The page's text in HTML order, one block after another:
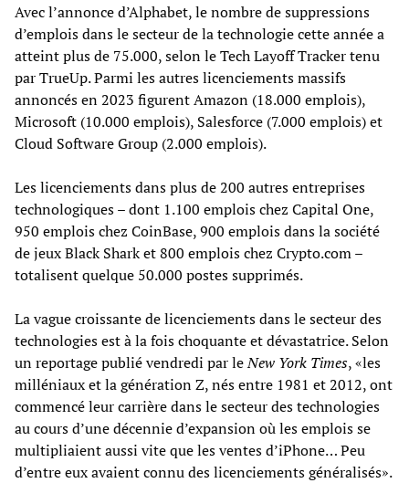
Avec l’annonce d’Alphabet, le nombre de suppressions
d’emplois dans le secteur de la technologie cette année a
atteint plus de 75.000, selon le Tech Layoff Tracker tenu
par TrueUp. Parmi les autres licenciements massifs
annoncés en 2023 figurent Amazon (18.000 emplois),
Microsoft (10.000 emplois), Salesforce (7.000 emplois) et
Cloud Software Group (2.000 emplois).
Les licenciements dans plus de 200 autres entreprises
technologiques – dont 1.100 emplois chez Capital One,
950 emplois chez CoinBase, 900 emplois dans la société
de jeux Black Shark et 800 emplois chez Crypto.com –
totalisent quelque 50.000 postes supprimés.
La vague croissante de licenciements dans le secteur des
technologies est à la fois choquante et dévastatrice. Selon
un reportage publié vendredi par leNew York Times, «les
milléniaux et la génération Z, nés entre 1981 et 2012, ont
commencé leur carrière dans le secteur des technologies
au cours d’une décennie d’expansion où les emplois se
multipliaient aussi vite que les ventes d’iPhone… Peu
d’entre eux avaient connu des licenciements généralisés».